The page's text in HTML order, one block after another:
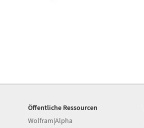
Öffentliche Ressourcen
Wolfram|Alpha